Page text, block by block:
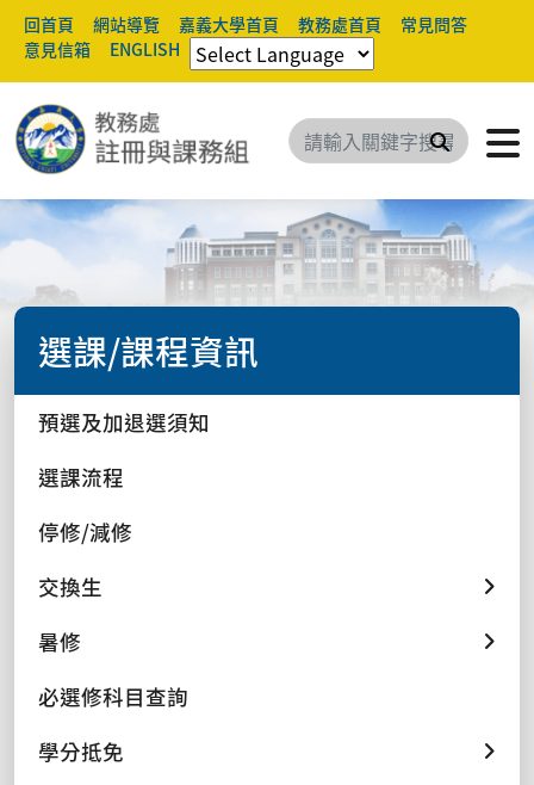
回首頁 網站導覽 嘉義大學首頁 教務處首頁
常見問答
意見信箱
ENGLISH
搜尋
選課/課程資訊
預選及加退選須知
選課流程
停修/減修
交換生
暑修
必選修科目查詢
學分抵免